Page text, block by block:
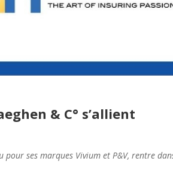
& C° s’allient
pour ses marques Vivium et P&V, rentre